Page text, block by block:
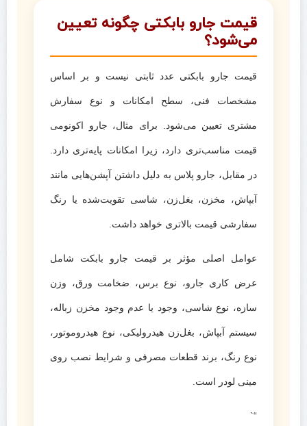
قیمت جارو بابکتی چگونه تعیین
می‌شود؟
قیمت جارو بابکتی عدد ثابتی نیست و بر اساس
مشخصات فنی، سطح امکانات و نوع سفارش
مشتری تعیین می‌شود. برای مثال، جارو اکونومی
قیمت مناسب‌تری دارد، زیرا امکانات پایه‌تری دارد.
در مقابل، جارو پلاس به دلیل داشتن آپشن‌هایی مانند
آبپاش، مخزن، بغل‌زن، شاسی تقویت‌شده یا رنگ
سفارشی قیمت بالاتری خواهد داشت.
عوامل اصلی مؤثر بر قیمت جارو بابکت شامل
عرض کاری جارو، نوع برس، ضخامت ورق، وزن
سازه، نوع شاسی، وجود یا عدم وجود مخزن زباله،
سیستم آبپاش، بغل‌زن هیدرولیکی، نوع هیدروموتور،
نوع رنگ، برند قطعات مصرفی و شرایط نصب روی
مینی لودر است.
“`